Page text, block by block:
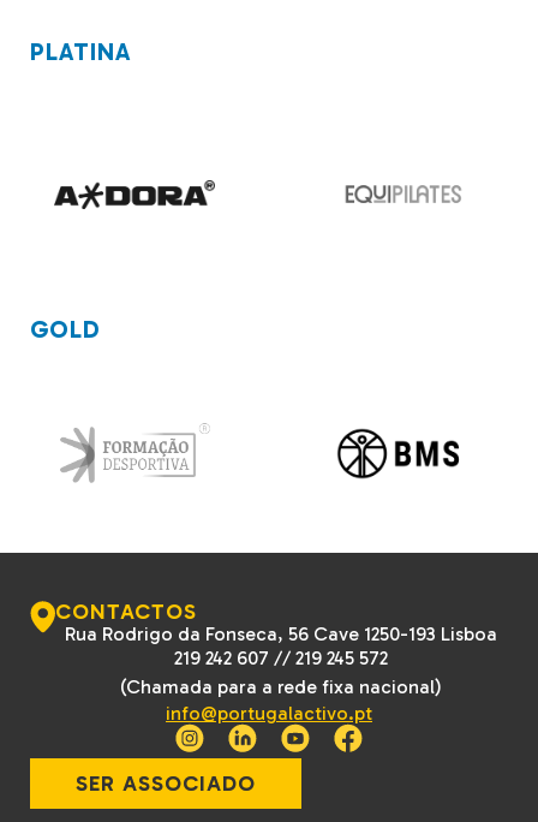
PLATINA
GOLD
CONTACTOS
Rua Rodrigo da Fonseca, 56 Cave 1250-193 Lisboa
219 242 607 //219 245 572
(Chamada para a rede fixa nacional)
info@portugalactivo.pt
SER ASSOCIADO